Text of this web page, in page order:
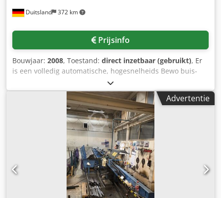
Duitsland 372 km
Prijsinfo
Bouwjaar: 2008, Toestand: direct inzetbaar (gebruikt), Er
is een volledig automatische, hogesnelheids Bewo buis-
cirkelzaag beschikbaar. Rondbuis diameterbereik: 8 mm–
90 mm, min. vierkantprofielafmetingen X/Y: 10 mm/10 mm,
max. vierkantprofielafmetingen X/Y: 80 mm/80 mm,
toevoersnelheid: 50 m/min–300 m/min, zaagblad diameter:
350 mm, maximale verwerkingscapaciteit: 8000 stuks/uur,
maximale gelijktijdige bewerking: 4 buizen. Documentatie
aanwezig. Bezichtigen ter plaatse is mogelijk. Chsdpsy Nm
Advertentie